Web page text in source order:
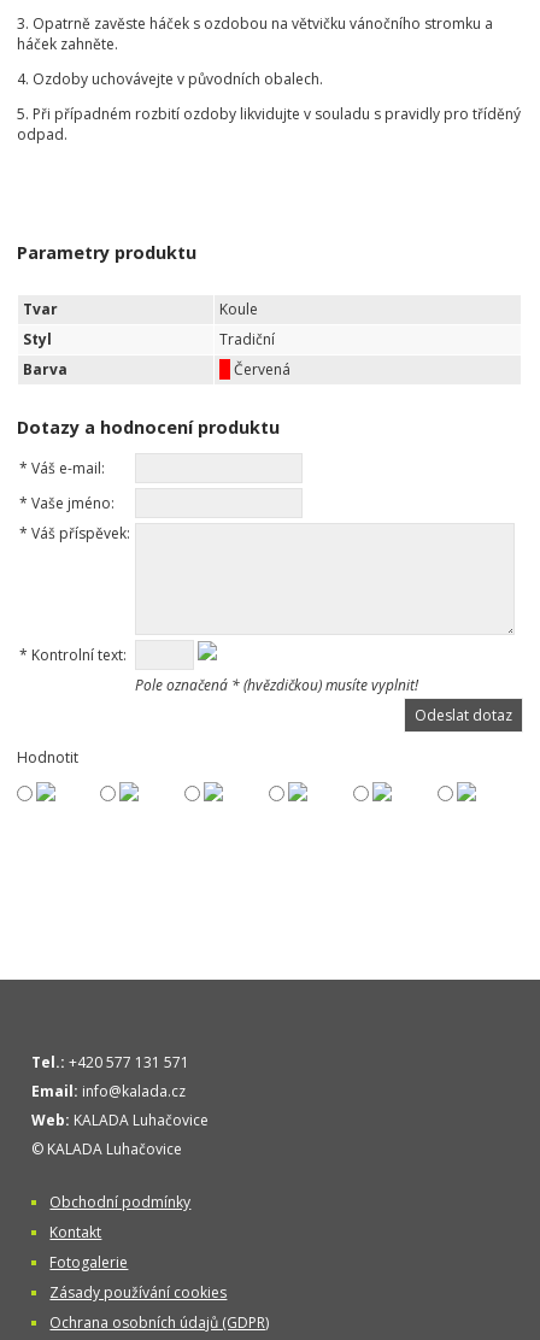
3. Opatrně zavěste háček s ozdobou na větvičku vánočního stromku a
háček zahněte.
4. Ozdoby uchovávejte v původních obalech.
5. Při případném rozbití ozdoby likvidujte v souladu s pravidly pro tříděný
odpad.
Parametry produktu
Tvar
Koule
Styl
Tradiční
Barva
Červená
Dotazy a hodnocení produktu
* Váš e-mail:
* Vaše jméno:
* Váš příspěvek:
* Kontrolní text:
Pole označená * (hvězdičkou) musíte vyplnit!
Hodnotit
Tel.: +420 577 131 571
Email: info@kalada.cz
Web: KALADA Luhačovice
© KALADA Luhačovice
Obchodní podmínky
Kontakt
Fotogalerie
Zásady používání cookies
Ochrana osobních údajů (GDPR)